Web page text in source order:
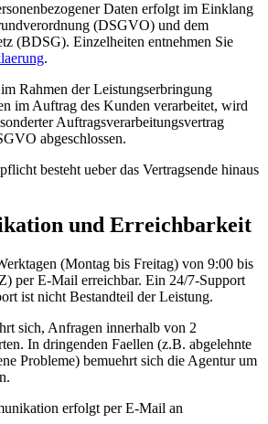
Daten erfolgt im Einklang
(DSGVO) und dem
(BDSG). Einzelheiten entnehmen Sie
.
Rahmen der Leistungserbringung
im Auftrag des Kunden verarbeitet, wird
Auftragsverarbeitungsvertrag
abgeschlossen.
besteht ueber das Vertragsende hinaus
und Erreichbarkeit
(Montag bis Freitag) von 9:00 bis
per E-Mail erreichbar. Ein 24/7-Support
ist nicht Bestandteil der Leistung.
sich, Anfragen innerhalb von 2
In dringenden Faellen (z.B. abgelehnte
Probleme) bemuehrt sich die Agentur um
erfolgt per E-Mail an